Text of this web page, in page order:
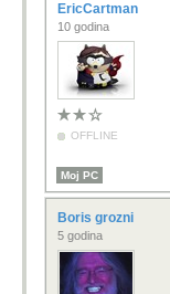
EricCartman
10 godina
OFFLINE
Moj PC
Boris grozni
5 godina